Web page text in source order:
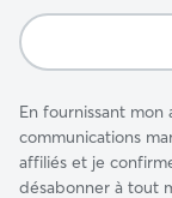
mail…
En fournissant
communications
affiliés et je
désabonner à tout